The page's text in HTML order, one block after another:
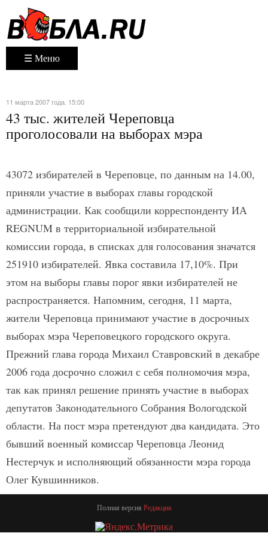
☰ Меню
11 марта 2007 года. 15:00
43 тыс. жителей Череповца
проголосовали на выборах мэра
43072 избирателей в Череповце, по данным на 14.00,
приняли участие в выборах главы городской
администрации. Как сообщили корреспонденту ИА
REGNUM в территориальной избирательной
комиссии города, в списках для голосования значатся
251910 избирателей. Явка составила 17,10%. При
этом на выборы главы порог явки избирателей не
распространяется. Напомним, сегодня, 11 марта,
жители Череповца принимают участие в досрочных
выборах мэра Череповецкого городского округа.
Прежний глава города Михаил Ставровский в декабре
2006 года досрочно сложил с себя полномочия мэра,
так как принял решение принять участие в выборах
депутатов Законодательного Собрания Вологодской
области. На пост мэра претендуют два кандидата. Это
бывший военный комиссар Череповца Леонид
Нестерчук и исполняющий обязанности мэра города
Олег Кувшинников.
Полная версия Редакция